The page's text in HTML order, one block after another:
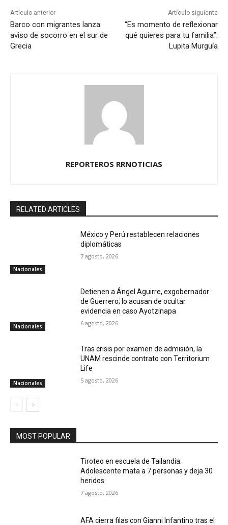
Artículo anterior
Barco con migrantes lanza
aviso de socorro en el sur de
Grecia
Artículo siguiente
“Es momento de reflexionar
qué quieres para tu familia”:
Lupita Murguía
REPORTEROS RRNOTICIAS
RELATED ARTICLES
Nacionales
México y Perú restablecen relaciones
diplomáticas
7 agosto, 2026
Nacionales
Detienen a Ángel Aguirre, exgobernador
de Guerrero; lo acusan de ocultar
evidencia en caso Ayotzinapa
6 agosto, 2026
Nacionales
Tras crisis por examen de admisión, la
UNAM rescinde contrato con Territorium
Life
5 agosto, 2026
MOST POPULAR
Tiroteo en escuela de Tailandia:
Adolescente mata a 7 personas y deja 30
heridos
7 agosto, 2026
AFA cierra filas con Gianni Infantino tras el